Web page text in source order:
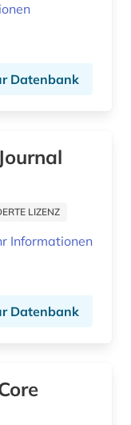
Datenbank
LIZENZ
Informationen
Datenbank